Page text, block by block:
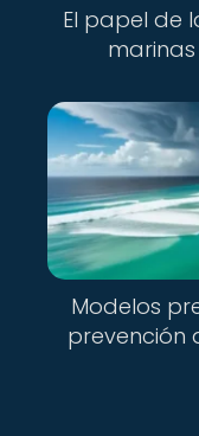
El papel de
Modelos
prevención